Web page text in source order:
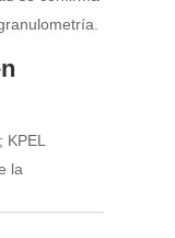
KPEL
la